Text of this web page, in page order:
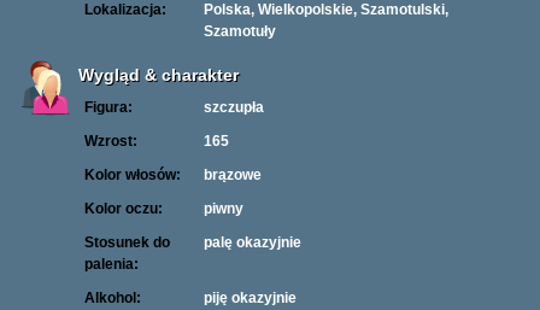
Lokalizacja:
Polska, Wielkopolskie, Szamotulski,
Szamotuły
Wygląd & charakter
Figura:
szczupła
Wzrost:
165
Kolor włosów:
brązowe
Kolor oczu:
piwny
Stosunek do
palenia:
palę okazyjnie
Alkohol:
piję okazyjnie